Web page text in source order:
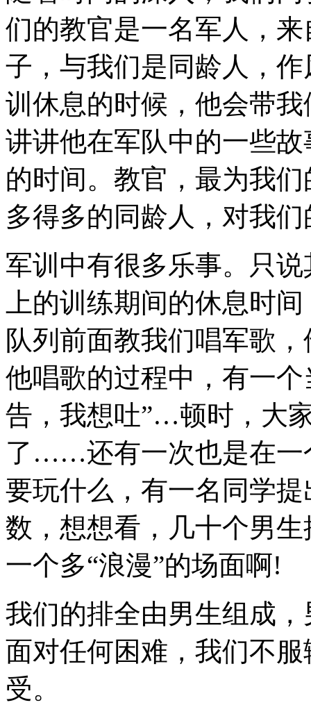
们的教官是一名军人，
子，与我们是同龄人，
训休息的时候，他会带
讲讲他在军队中的一些
的时间。教官，最为我
多得多的同龄人，对我
军训中有很多乐事。只
上的训练期间的休息时
队列前面教我们唱军歌
他唱歌的过程中，有一
告，我想吐”…顿时，大
了……还有一次也是在一
要玩什么，有一名同学
数，想想看，几十个男
一个多“浪漫”的场面啊!
我们的排全由男生组成
面对任何困难，我们不
受。